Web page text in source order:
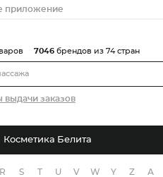
приложение
выдачи заказов
7046 брендов из 74 стран
Косметика Белита
R S T U V W Y Z А